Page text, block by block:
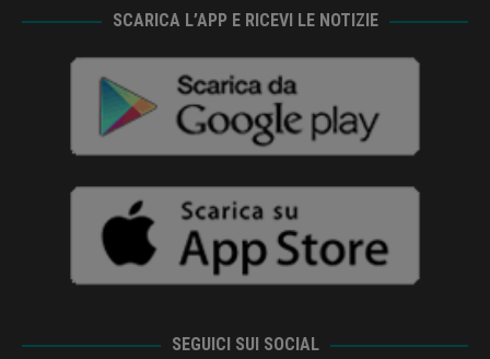
SCARICA L’APP E RICEVI LE NOTIZIE
SEGUICI SUI SOCIAL